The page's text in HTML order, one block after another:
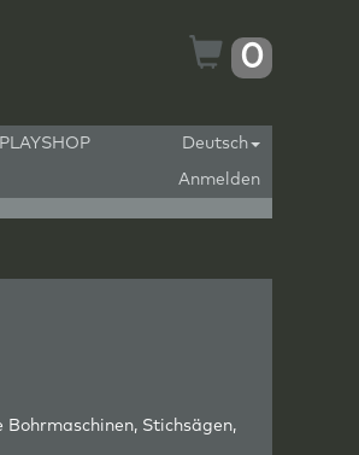
0
Deutsch
Anmelden
Stichsägen,